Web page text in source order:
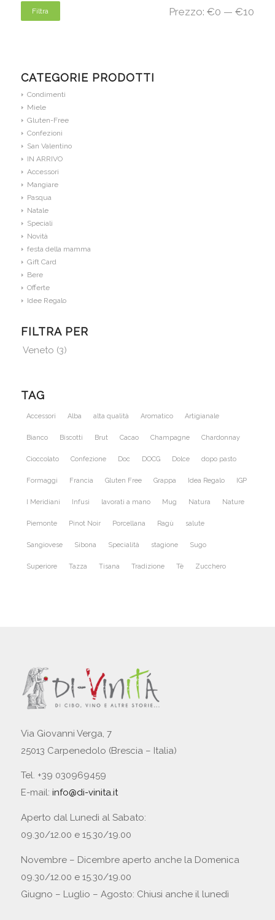
Filtra Prezzo:€0 —€10
CATEGORIE PRODOTTI
Condimenti
Miele
Gluten-Free
Confezioni
San Valentino
IN ARRIVO
Accessori
Mangiare
Pasqua
Natale
Speciali
Novità
festa della mamma
Gift Card
Bere
Offerte
Idee Regalo
FILTRA PER
Veneto (3)
TAG
Accessori Alba alta qualità Aromatico Artigianale
Bianco Biscotti Brut Cacao Champagne Chardonnay
Cioccolato Confezione Doc DOCG Dolce dopo pasto
Formaggi Francia Gluten Free Grappa Idea Regalo IGP
I Meridiani Infusi lavorati a mano Mug Natura Nature
Piemonte Pinot Noir Porcellana Ragù salute
Sangiovese Sibona Specialità stagione Sugo
Superiore Tazza Tisana Tradizione Tè Zucchero
Via Giovanni Verga, 7
25013 Carpenedolo (Brescia – Italia)
Tel. +39 030969459
E-mail: info@di-vinita.it
Aperto dal Lunedì al Sabato:
09.30/12.00 e 15.30/19.00
Novembre – Dicembre aperto anche la Domenica
09.30/12.00 e 15.30/19.00
Giugno – Luglio – Agosto: Chiusi anche il lunedì